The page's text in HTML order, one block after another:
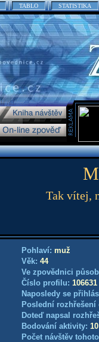
TABLO STATISTIKA
Tak vítej,
Pohlaví: muž
Věk: 44
Ve zpovědnici
Číslo profilu: 106631
Naposledy se
Poslední
Doteď napsal
Bodování aktivity:
Počet návštěv